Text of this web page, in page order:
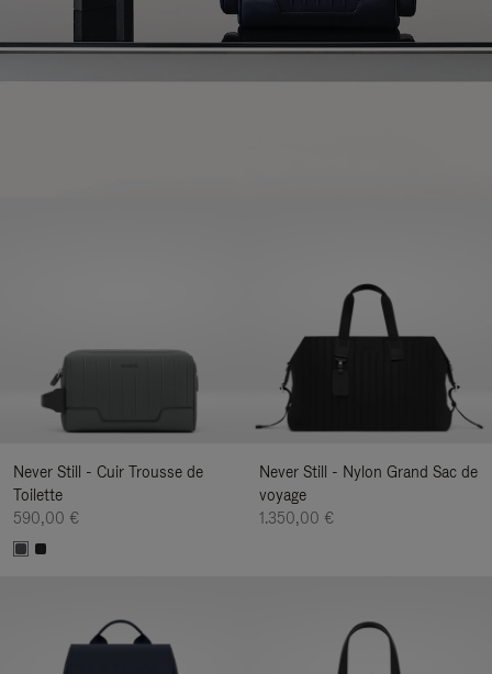
Never Still - Cuir Trousse de
Toilette
590,00 €
Never Still - Nylon Grand Sac de
voyage
1.350,00 €